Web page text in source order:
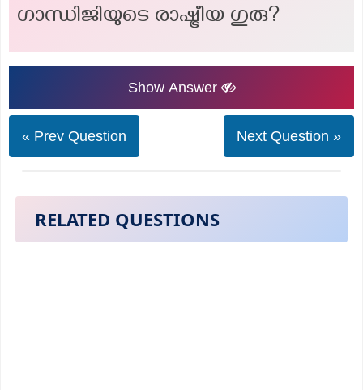
ഗാന്ധിജിയുടെ രാഷ്ട്രീയ ഗുരു?
Show Answer
« Prev Question Next Question »
RELATED QUESTIONS